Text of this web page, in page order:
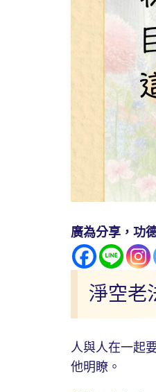
廣為分享，功
淨空老
人與人在一起
他明瞭。